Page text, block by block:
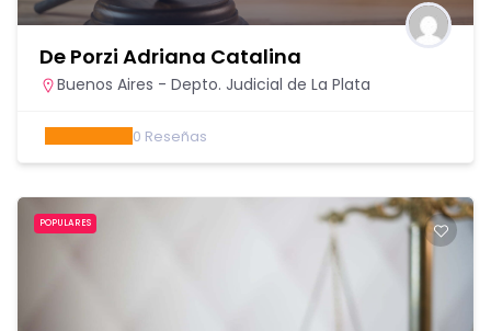
De Porzi Adriana Catalina
Buenos Aires - Depto. Judicial de La Plata
0 Reseñas
POPULARES